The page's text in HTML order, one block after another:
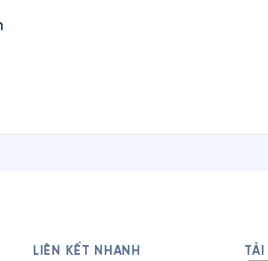
LIÊN KẾT NHANH TẢI